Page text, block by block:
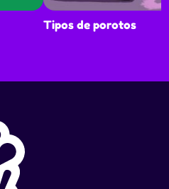
Tipos de porotos